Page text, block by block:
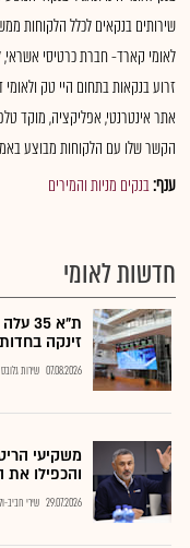
שירותים בנקאים לכלל הלקוחות
לאומי קארד- חברת כרטיסי
זרוע בנקאות בתחום היי טק
אתר אינטרנטי, אפליקציה, מוקד
הקשר שלו עם הלקוחות מבוצע
ענף:בנקים מניות והמירים
חדשות לאומי
זינקה בחדות
07.08.2026 שירות גלובס
משקיעי
והכפילו את
29.07.2026 שירי חביב-